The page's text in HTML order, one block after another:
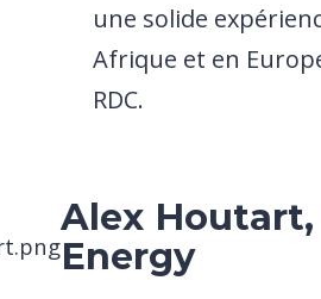
une solide
Afrique et en
RDC.
Alex
Energy